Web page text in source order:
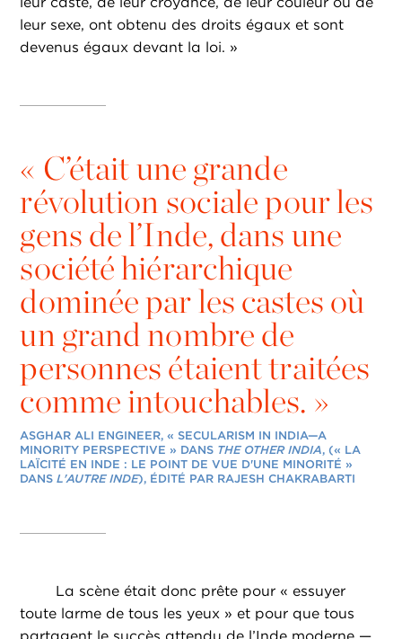
leur sexe, ont obtenu des droits égaux et sont
devenus égaux devant la loi. »
« C’était une grande
révolution sociale pour les
gens de l’Inde, dans une
société hiérarchique
dominée par les castes où
un grand nombre de
personnes étaient traitées
comme intouchables. »
ASGHAR ALI ENGINEER, « SECULARISM IN INDIA—A
MINORITY PERSPECTIVE » DANS THE OTHER INDIA, (« LA
LAÏCITÉ EN INDE : LE POINT DE VUE D'UNE MINORITÉ »
DANSL'AUTRE INDE), ÉDITÉ PAR RAJESH CHAKRABARTI
La scène était donc prête pour « essuyer
toute larme de tous les yeux » et pour que tous